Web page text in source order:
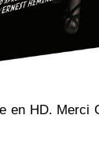
en HD. Merci